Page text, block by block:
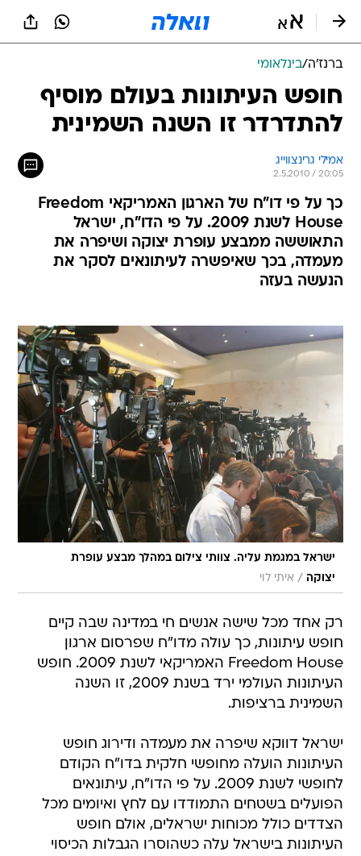
ברנז'ה/בינלאומי
חופש העיתונות בעולם מוסיף
להתדרדר זו השנה השמינית
אמילי גרינצווייג
2.5.2010 / 20:05
כך על פי דו"ח של הארגון האמריקאי Freedom
House לשנת 2009. על פי הדו"ח, ישראל
התאוששה ממבצע עופרת יצוקה ושיפרה את
מעמדה, בכך שאיפשרה לעיתונאים לסקר את
הנעשה בעזה
ישראל במגמת עליה. צוותי צילום במהלך מבצע עופרת
יצוקה / איתי לוי
רק אחד מכל שישה אנשים חי במדינה שבה קיים
חופש עיתונות, כך עולה מדו"ח שפרסום ארגון
Freedom House האמריקאי לשנת 2009. חופש
העיתונות העולמי ירד בשנת 2009, זו השנה
השמינית ברציפות.
ישראל דווקא שיפרה את מעמדה ודירוג חופש
העיתונות הועלה מחופשי חלקית בדו"ח הקודם
לחופשי לשנת 2009. על פי הדו"ח, עיתונאים
הפועלים בשטחים התמודדו עם לחץ ואיומים מכל
הצדדים כולל מכוחות ישראלים, אולם חופש
העיתונות בישראל עלה כשהוסרו הגבלות הכיסוי